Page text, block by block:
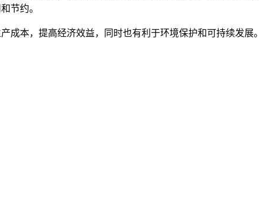
节约。
本，提高经济效益，同时也有利于环境保护和可持续发展。